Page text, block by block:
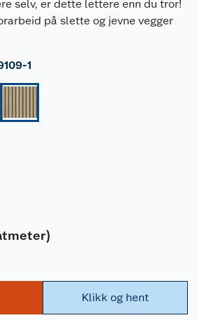
selv, er dette lettere enn du tror!
på slette og jevne vegger
1
)
Klikk og hent